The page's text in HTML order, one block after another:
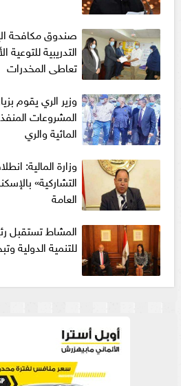
صندوق مكافحة
التدريبية
تعاطى المخدرات
وزير الري يقوم
المشروعات
المائية والري
وزارة المالية:
التشاركية»
العامة
المشاط تستقبل
للتنمية الدولية وتبحث